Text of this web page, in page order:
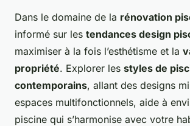
Dans le domaine de la rénovation
informé sur les tendances design
maximiser à la fois l’esthétisme et la
propriété. Explorer les styles de
contemporains, allant des designs
espaces multifonctionnels, aide à
piscine qui s’harmonise avec votre